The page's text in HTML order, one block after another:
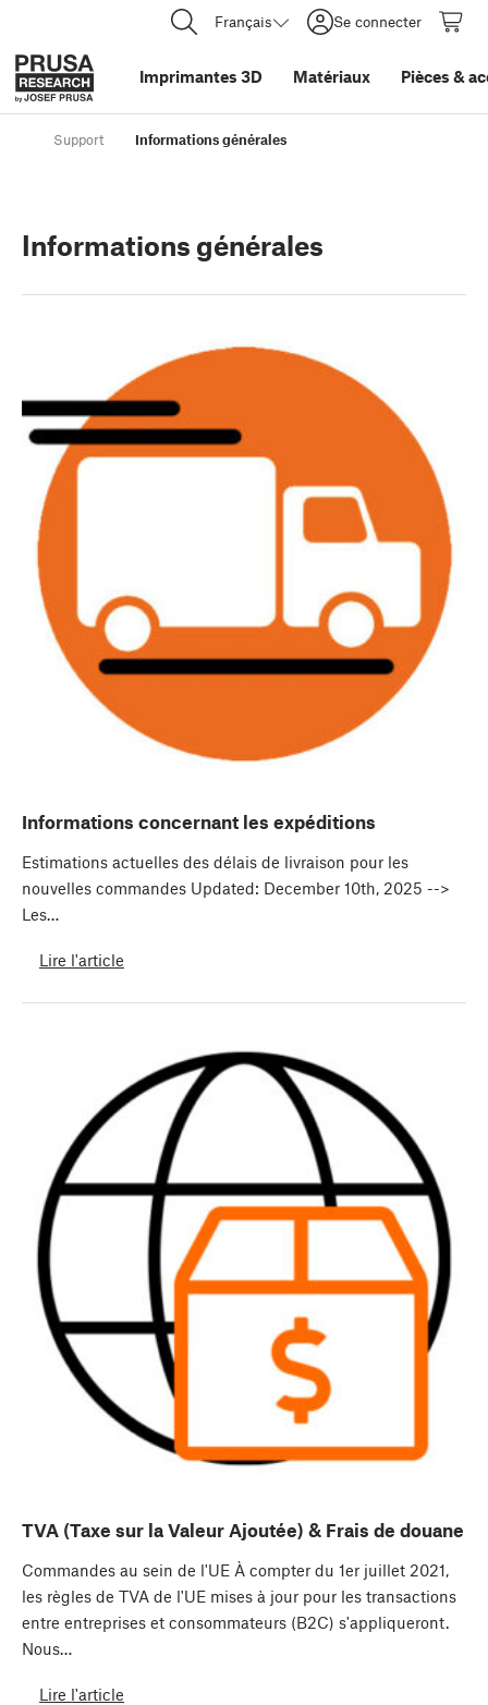
Français Se connecter
Imprimantes 3D Matériaux Pièces &
Support Informations générales
Informations générales
Informations concernant les expéditions
Estimations actuelles des délais de livraison pour les
nouvelles commandes Updated: December 10th, 2025 -->
Les…
Lire l'article
TVA (Taxe sur la Valeur Ajoutée) & Frais de douane
Commandes au sein de l'UE À compter du 1er juillet 2021,
les règles de TVA de l'UE mises à jour pour les transactions
entre entreprises et consommateurs (B2C) s'appliqueront.
Nous…
Lire l'article